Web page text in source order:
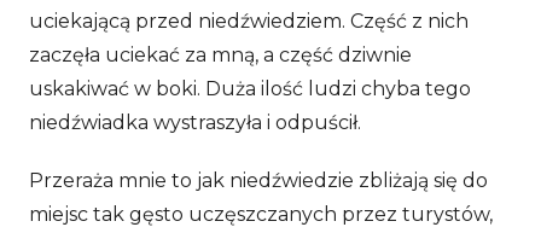
uciekającą przed niedźwiedziem. Część z nich
zaczęła uciekać za mną, a część dziwnie
uskakiwać w boki. Duża ilość ludzi chyba tego
niedźwiadka wystraszyła i odpuścił.
Przeraża mnie to jak niedźwiedzie zbliżają się do
miejsc tak gęsto uczęszczanych przez turystów,